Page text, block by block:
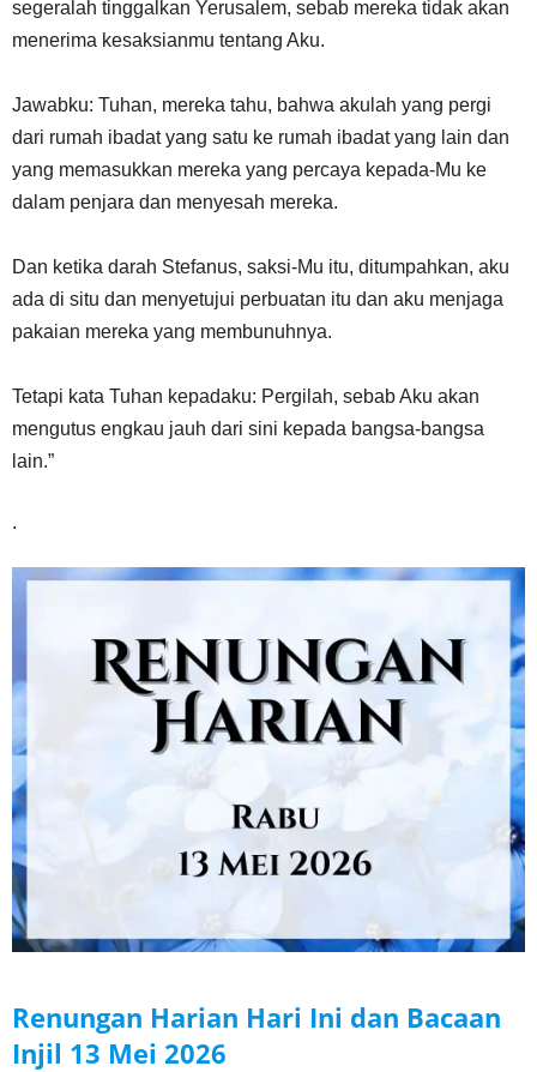
segeralah tinggalkan Yerusalem, sebab mereka tidak akan
menerima kesaksianmu tentang Aku.
Jawabku: Tuhan, mereka tahu, bahwa akulah yang pergi
dari rumah ibadat yang satu ke rumah ibadat yang lain dan
yang memasukkan mereka yang percaya kepada-Mu ke
dalam penjara dan menyesah mereka.
Dan ketika darah Stefanus, saksi-Mu itu, ditumpahkan, aku
ada di situ dan menyetujui perbuatan itu dan aku menjaga
pakaian mereka yang membunuhnya.
Tetapi kata Tuhan kepadaku: Pergilah, sebab Aku akan
mengutus engkau jauh dari sini kepada bangsa-bangsa
lain.”
.
Renungan Harian Hari Ini dan Bacaan
Injil 13 Mei 2026